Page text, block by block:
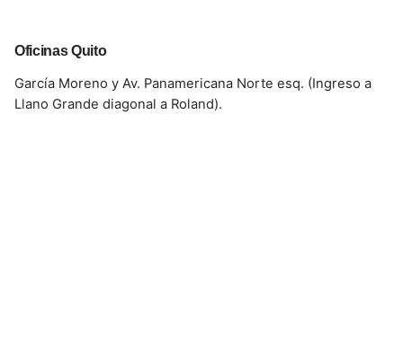
Oficinas Quito
García Moreno y Av. Panamericana Norte esq. (Ingreso a
Llano Grande diagonal a Roland).